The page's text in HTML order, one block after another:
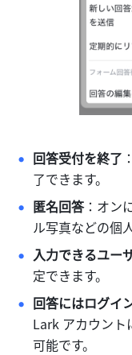
回答受付を終了
了できます。
匿名回答：オン
ル写真などの個
入力できるユー
定できます。
回答にはログイ
Lark アカウント
可能です。